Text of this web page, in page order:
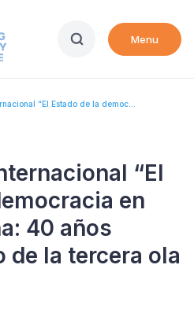
Menu
“El Estado de la democ...
“El
en
40 años
de la tercera ola